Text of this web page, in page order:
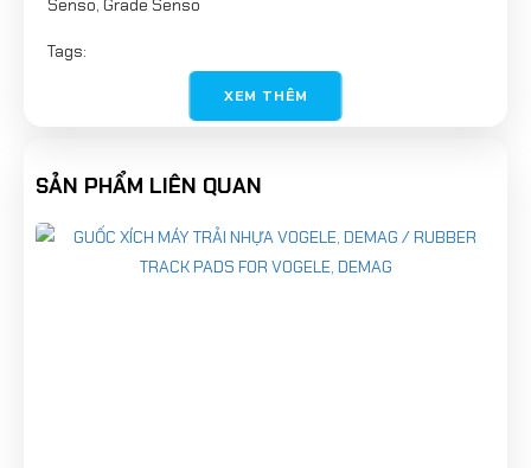
Senso, Grade Senso
Tags:
Thanh rà của cảm biến tự động
Bow and Sky for Level Senso
Grade Senso
XEM THÊM
SẢN PHẨM LIÊN QUAN